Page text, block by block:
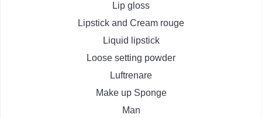
Lip gloss
Lipstick and Cream rouge
Liquid lipstick
Loose setting powder
Luftrenare
Make up Sponge
Man